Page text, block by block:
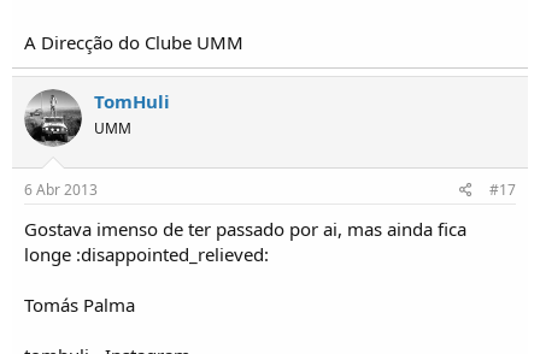
A Direcção do Clube UMM
TomHuli
UMM
6 Abr 2013 #17
Gostava imenso de ter passado por ai, mas ainda fica
longe :disappointed_relieved:
Tomás Palma